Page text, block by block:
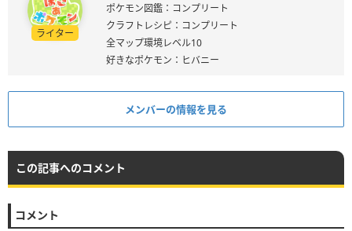
ライター
ポケモン図鑑：コンプリート
クラフトレシピ：コンプリート
全マップ環境レベル10
好きなポケモン：ヒバニー
メンバーの情報を見る
この記事へのコメント
コメント